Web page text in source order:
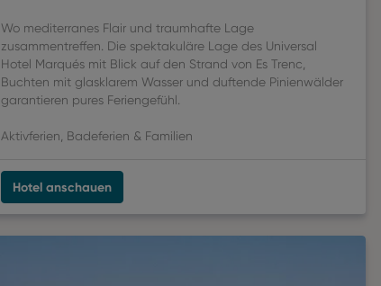
Wo mediterranes Flair und traumhafte Lage
zusammentreffen. Die spektakuläre Lage des Universal
Hotel Marqués mit Blick auf den Strand von Es Trenc,
Buchten mit glasklarem Wasser und duftende Pinienwälder
garantieren pures Feriengefühl.
Aktivferien, Badeferien & Familien
Hotel anschauen